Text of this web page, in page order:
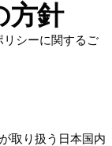
方針
リシーに関するご
取り扱う日本国内